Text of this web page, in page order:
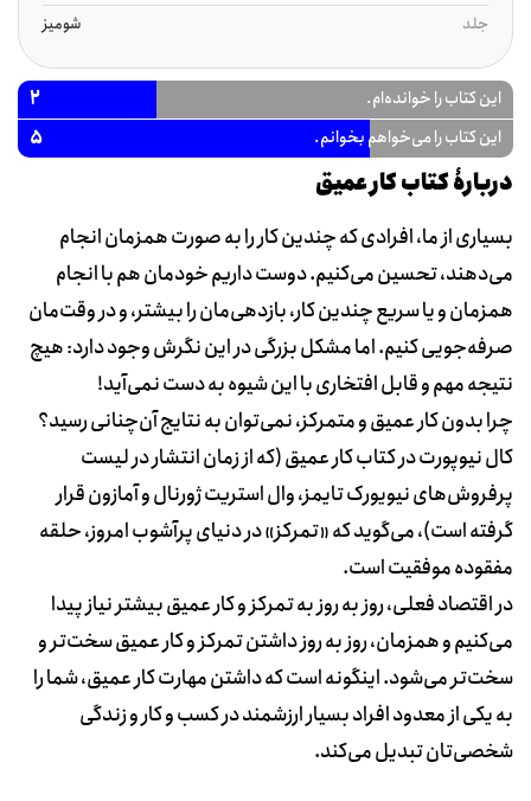
جلد
شومیز
این کتاب را خوانده‌ام. 2
این کتاب را می‌خواهم بخوانم. 5
دربارۀ کتاب کار عمیق
بسیاری از ما، افرادی که چندین کار را به صورت همزمان انجام
می‌دهند، تحسین می‌کنیم. دوست داریم خودمان هم با انجام
همزمان و یا سریع چندین کار، بازدهی‌مان را بیشتر، و در وقت‌مان
صرفه‌جویی کنیم. اما مشکل بزرگی در این نگرش وجود دارد: هیچ
نتیجه مهم و قابل افتخاری با این شیوه به دست نمی‌آید!
چرا بدون کار عمیق و متمرکز، نمی‌توان به نتایج آن‌چنانی رسید؟
کال نیوپورت در کتاب کار عمیق (که از زمان انتشار در لیست
پرفروش‌های نیویورک تایمز، وال استریت ژورنال و آمازون قرار
گرفته است)، می‌گوید که «تمرکز» در دنیای پرآشوب امروز، حلقه
مفقوده موفقیت است.
در اقتصاد فعلی، روز به روز به تمرکز و کار عمیق بیشتر نیاز پیدا
می‌کنیم و همزمان، روز به روز داشتن تمرکز و کار عمیق سخت‌تر و
سخت‌تر می‌شود. اینگونه است که داشتن مهارت کار عمیق، شما را
به یکی از معدود افراد بسیار ارزشمند در کسب و کار و زندگی
شخصی‌تان تبدیل می‌کند.